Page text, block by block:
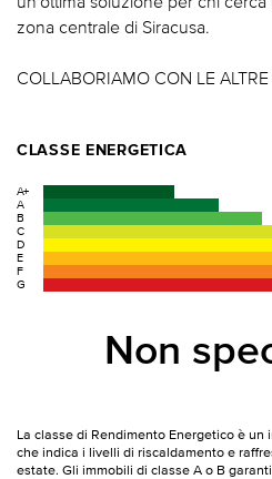
zona centrale di Siracusa.
COLLABORIAMO CON LE ALTRE
CLASSE ENERGETICA
A+
A
B
C
D
E
F
G
Non
La classe di Rendimento Energetico è
che indica i livelli di riscaldamento e
estate. Gli immobili di classe A o B